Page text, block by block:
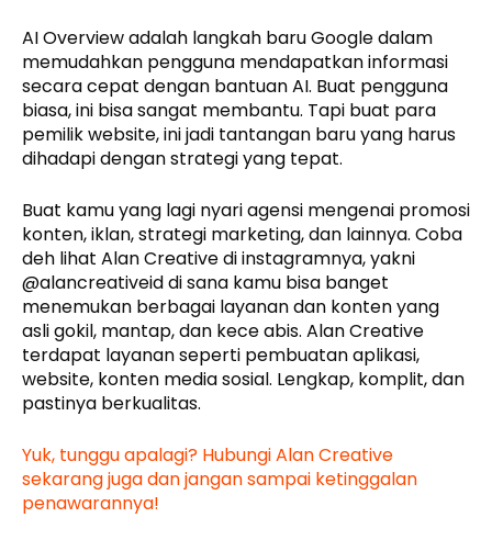
AI Overview adalah langkah baru Google dalam
memudahkan pengguna mendapatkan informasi
secara cepat dengan bantuan AI. Buat pengguna
biasa, ini bisa sangat membantu. Tapi buat para
pemilik website, ini jadi tantangan baru yang harus
dihadapi dengan strategi yang tepat.
Buat kamu yang lagi nyari agensi mengenai promosi
konten, iklan, strategi marketing, dan lainnya. Coba
deh lihat Alan Creative di instagramnya, yakni
@alancreativeid di sana kamu bisa banget
menemukan berbagai layanan dan konten yang
asli gokil, mantap, dan kece abis. Alan Creative
terdapat layanan seperti pembuatan aplikasi,
website, konten media sosial. Lengkap, komplit, dan
pastinya berkualitas.
Yuk, tunggu apalagi? Hubungi Alan Creative
sekarang juga dan jangan sampai ketinggalan
penawarannya!